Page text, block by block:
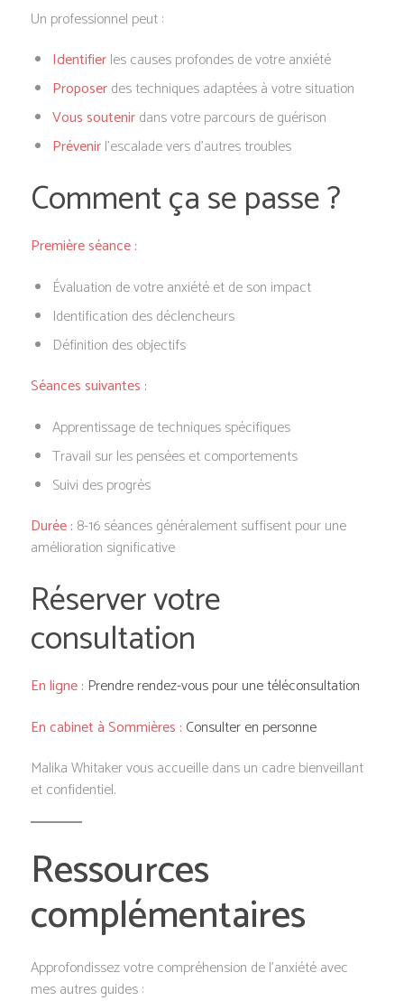
Un professionnel peut :
Identifierles causes profondes de votre anxiété
Proposerdes techniques adaptées à votre situation
Vous soutenirdans votre parcours de guérison
Prévenirl’escalade vers d’autres troubles
Comment ça se passe ?
Première séance :
Évaluation de votre anxiété et de son impact
Identification des déclencheurs
Définition des objectifs
Séances suivantes :
Apprentissage de techniques spécifiques
Travail sur les pensées et comportements
Suivi des progrès
Durée : 8-16 séances généralement suffisent pour une
amélioration significative
Réserver votre
consultation
En ligne : Prendre rendez-vous pour une téléconsultation
En cabinet à Sommières : Consulter en personne
Malika Whitaker vous accueille dans un cadre bienveillant
et confidentiel.
Ressources
complémentaires
Approfondissez votre compréhension de l’anxiété avec
mes autres guides :